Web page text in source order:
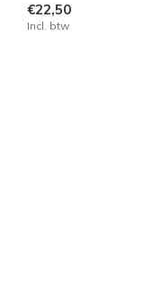
€22,50
Incl. btw